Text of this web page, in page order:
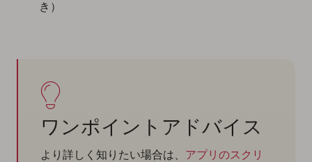
き）
ワンポイントアドバイス
より詳しく知りたい場合は、 アプリのスクリ